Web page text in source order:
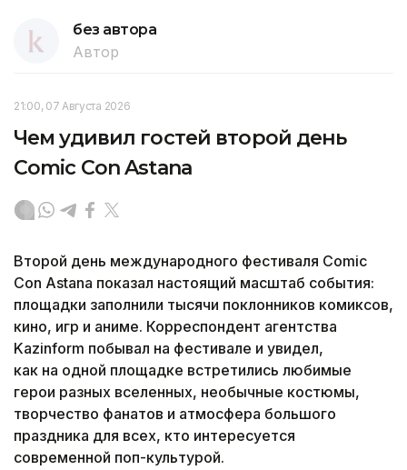
без автора
Автор
21:00, 07 Августа 2026
Чем удивил гостей второй день
Comic Con Astana
Второй день международного фестиваля Comic
Con Astana показал настоящий масштаб события:
площадки заполнили тысячи поклонников комиксов,
кино, игр и аниме. Корреспондент агентства
Kazinform побывал на фестивале и увидел,
как на одной площадке встретились любимые
герои разных вселенных, необычные костюмы,
творчество фанатов и атмосфера большого
праздника для всех, кто интересуется
современной поп-культурой.